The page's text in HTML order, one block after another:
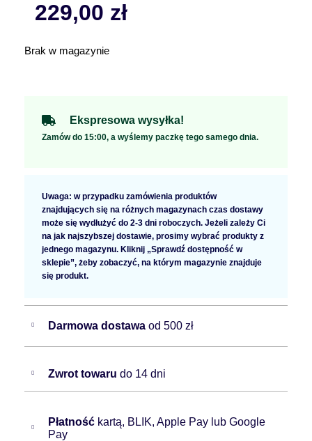
229,00 zł
Brak w magazynie
Ekspresowa wysyłka!
Zamów do 15:00, a wyślemy paczkę tego samego dnia.
Uwaga: w przypadku zamówienia produktów
znajdujących się na różnych magazynach czas dostawy
może się wydłużyć do 2-3 dni roboczych. Jeżeli zależy Ci
na jak najszybszej dostawie, prosimy wybrać produkty z
jednego magazynu. Kliknij „Sprawdź dostępność w
sklepie”, żeby zobaczyć, na którym magazynie znajduje
się produkt.
Darmowa dostawa od 500 zł
Zwrot towaru do 14 dni
Płatność kartą, BLIK, Apple Pay lub Google
Pay